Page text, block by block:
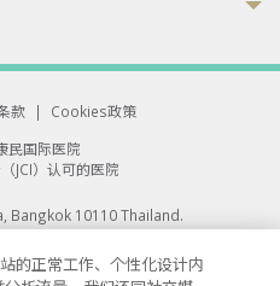
款 |
Cookies政策
民国际医院
JCI）认可的医院
Bangkok 10110 Thailand.
reserved.
的正常工作、个性化设计内